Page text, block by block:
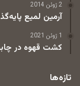
2 ژوئن 2014
آرمین لمیع
1 ژوئن 2021
کشت قهوه در
تازه‌ها